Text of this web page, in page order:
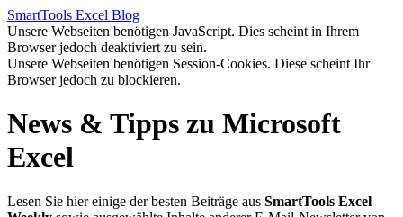
SmartTools Excel Blog
Unsere Webseiten benötigen JavaScript. Dies scheint in Ihrem
Browser jedoch deaktiviert zu sein.
Unsere Webseiten benötigen Session-Cookies. Diese scheint Ihr
Browser jedoch zu blockieren.
News & Tipps zu Microsoft
Excel
Lesen Sie hier einige der besten Beiträge aus SmartTools Excel